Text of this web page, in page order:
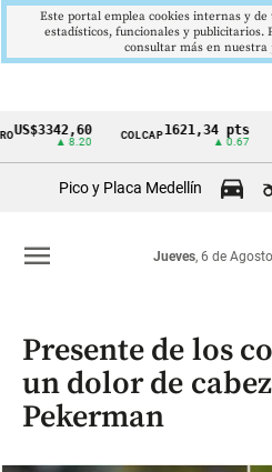
Cintillo
Colombia
COLCAP1621,34 pts USD/
Pico y Placa Medellín
Jueves, 6 de
menu
Presente de los
un dolor de
Pekerman
Este portal emplea cookies internas y
estadísticos, funcionales y publicitarios.
consultar más en nuestra